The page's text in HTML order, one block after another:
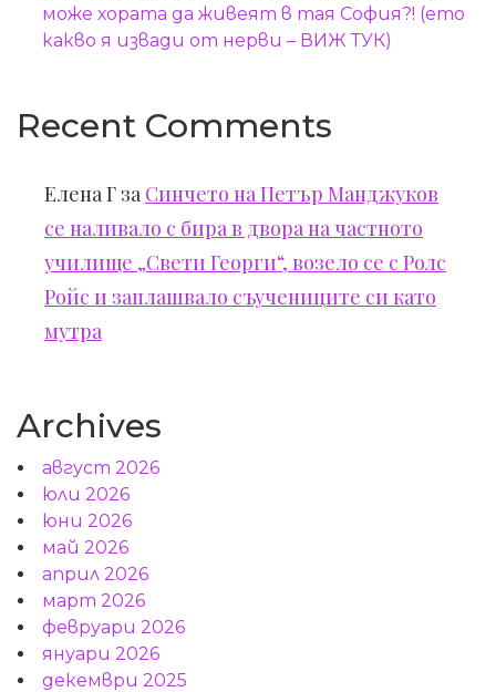
може хората да живеят в тая София?! (ето
какво я извади от нерви – ВИЖ ТУК)
Recent Comments
Елена Г за Синчето на Петър Манджуков
се наливало с бира в двора на частното
училище „Свети Георги“, возело се с Ролс
Ройс и заплашвало съучениците си като
мутра
Archives
август 2026
юли 2026
юни 2026
май 2026
април 2026
март 2026
февруари 2026
януари 2026
декември 2025